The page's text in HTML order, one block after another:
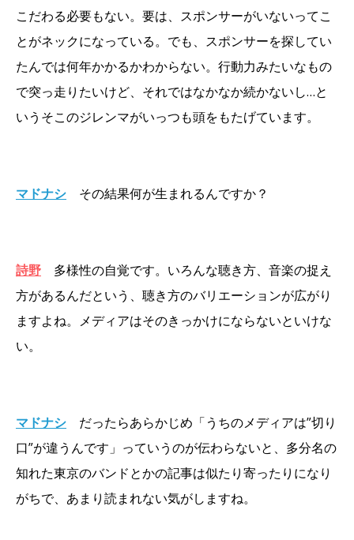
こだわる必要もない。要は、スポンサーがいないってこ
とがネックになっている。でも、スポンサーを探してい
たんでは何年かかるかわからない。行動力みたいなもの
で突っ走りたいけど、それではなかなか続かないし…と
いうそこのジレンマがいっつも頭をもたげています。
マドナシ その結果何が生まれるんですか？
詩野
多様性の自覚です。いろんな聴き方、音楽の捉え
方があるんだという、聴き方のバリエーションが広がり
ますよね。メディアはそのきっかけにならないといけな
い。
マドナシ
だったらあらかじめ「うちのメディアは”切り
口”が違うんです」っていうのが伝わらないと、多分名の
知れた東京のバンドとかの記事は似たり寄ったりになり
がちで、あまり読まれない気がしますね。